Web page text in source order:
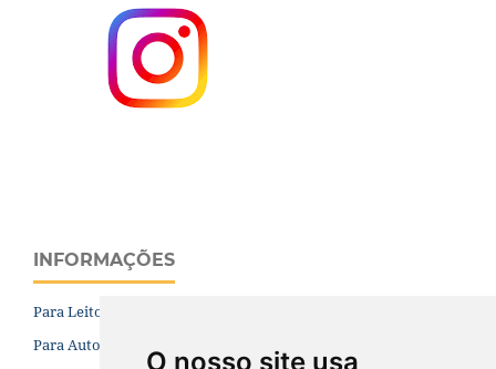
O nosso site usa
INFORMAÇÕES
Para Leitores
Para Autores